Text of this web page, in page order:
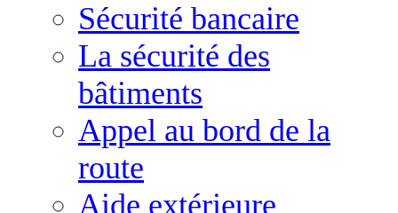
Sécurité bancaire
La sécurité des
bâtiments
Appel au bord de la
route
Aide extérieure